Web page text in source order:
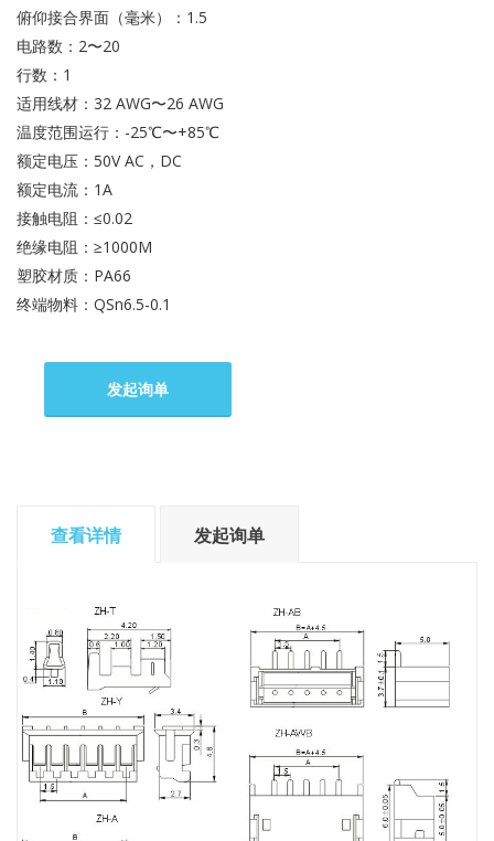
俯仰接合界面（毫米）：1.5
电路数：2〜20
行数：1
适用线材：32 AWG〜26 AWG
温度范围运行：-25℃〜+85℃
额定电压：50V AC，DC
额定电流：1A
接触电阻：≤0.02
绝缘电阻：≥1000M
塑胶材质：PA66
终端物料：QSn6.5-0.1
发起询单
查看详情 发起询单